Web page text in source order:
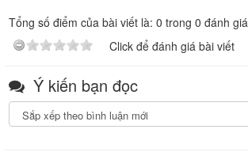
Tổng số điểm của bài viết là: 0 trong 0 đánh giá
Click để đánh giá bài viết
Ý kiến bạn đọc